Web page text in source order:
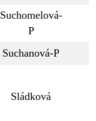
Suchomelová-
P
Suchanová-P
Sládková